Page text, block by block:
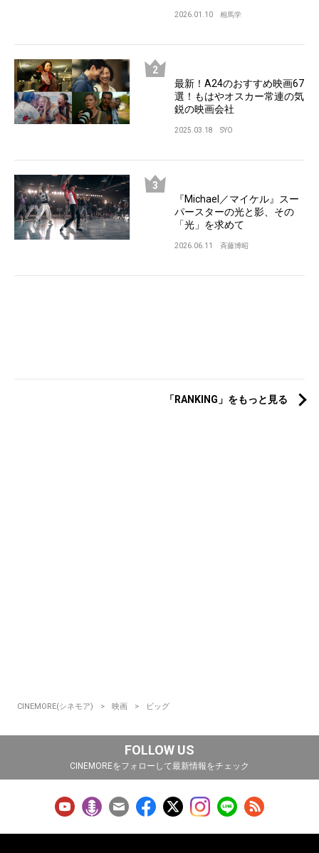
2026.01.10 相馬学
最新！A24のおすすめ映画67
選！もはやオスカー常連の気
鋭の映画会社
2025.03.18 SYO
『Michael／マイケル』スー
パースターの光と影、その
「光」を求めて
2026.06.11 斉藤博昭
「RANKING」をもっと見る
CINEMORE(シネモア) 映画 ビッグ
FOLLOW US
CINEMOREをフォローして最新情報をチェック